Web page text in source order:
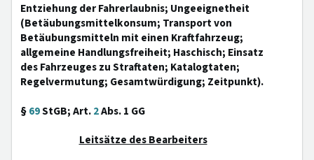
Entziehung der Fahrerlaubnis; Ungeeignetheit
(Betäubungsmittelkonsum; Transport von
Betäubungsmitteln mit einen Kraftfahrzeug;
allgemeine Handlungsfreiheit; Haschisch; Einsatz
des Fahrzeuges zu Straftaten; Katalogtaten;
Regelvermutung; Gesamtwürdigung; Zeitpunkt).
§69StGB; Art.2Abs. 1 GG
Leitsätze des Bearbeiters